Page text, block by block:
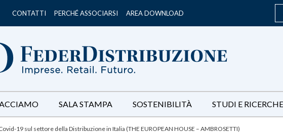
CONTATTI PERCHÉ ASSOCIARSI AREA DOWNLOAD
SALA STAMPA SOSTENIBILITÀ STUDI E RICERCHE
19 sul settore della Distribuzione in Italia (THE EUROPEAN HOUSE – AMBROSETTI)